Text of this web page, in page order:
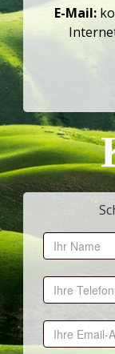
E-Mail: